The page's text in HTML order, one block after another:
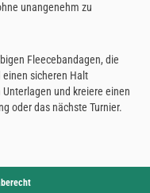
unangenehm zu
Fleecebandagen, die
sicheren Halt
und kreiere einen
oder das nächste Turnier.